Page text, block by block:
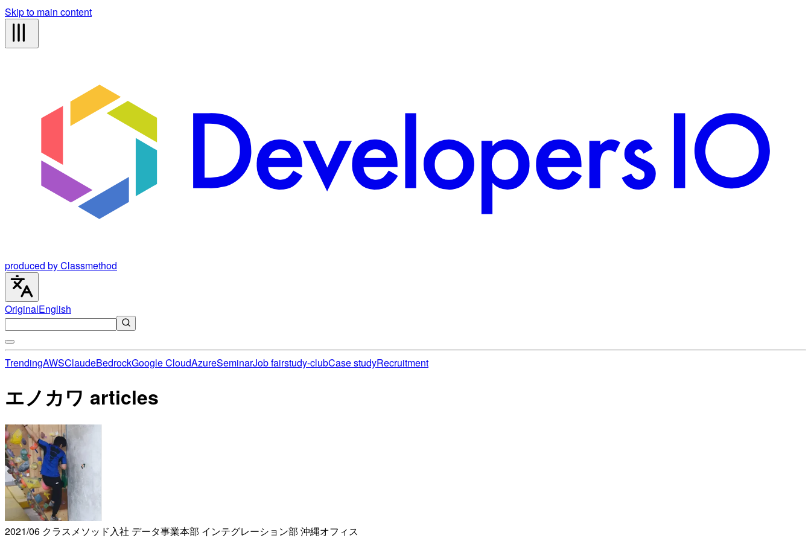
Skip to main content
produced by Classmethod
OriginalEnglish
TrendingAWSClaudeBedrockGoogle CloudAzureSeminarJob fairstudy-clubCase studyRecruitment
エノカワ articles
2021/06 クラスメソッド入社 データ事業本部 インテグレーション部 沖縄オフィス